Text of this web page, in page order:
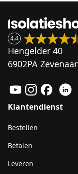
4.4
Hengelder 40
6902PA Zevenaar
Klantendienst
Bestellen
Betalen
Leveren